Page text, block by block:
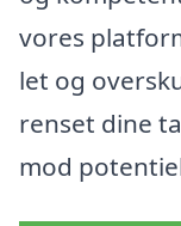
vores
let og
renset dine
mod